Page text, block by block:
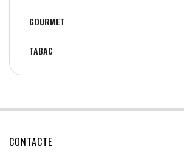
GOURMET
TABAC
CONTACTE